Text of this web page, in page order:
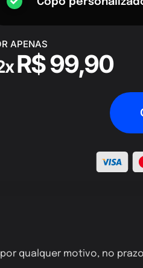
APENAS
R$ 99,90
qualquer motivo, no